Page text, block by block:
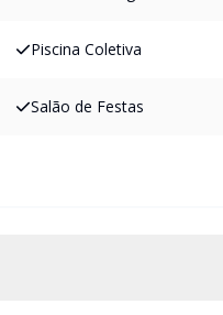
Piscina Coletiva
Salão de Festas